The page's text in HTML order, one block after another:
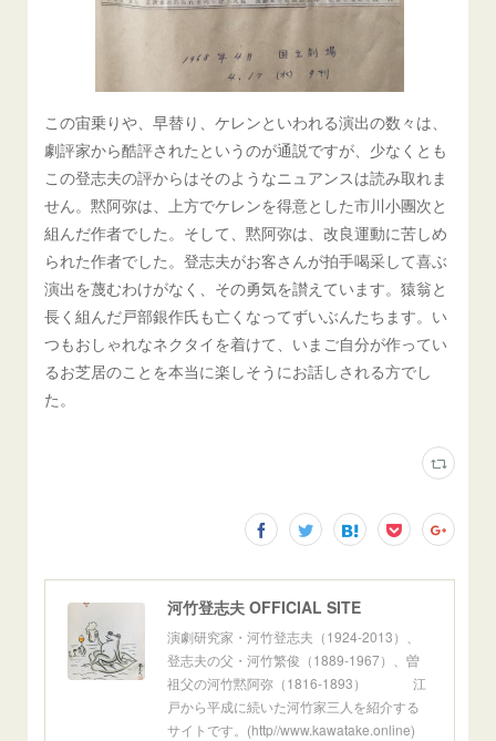
この宙乗りや、早替り、ケレンといわれる演出の数々は、
劇評家から酷評されたというのが通説ですが、少なくとも
この登志夫の評からはそのようなニュアンスは読み取れま
せん。黙阿弥は、上方でケレンを得意とした市川小團次と
組んだ作者でした。そして、黙阿弥は、改良運動に苦しめ
られた作者でした。登志夫がお客さんが拍手喝采して喜ぶ
演出を蔑むわけがなく、その勇気を讃えています。猿翁と
長く組んだ戸部銀作氏も亡くなってずいぶんたちます。い
つもおしゃれなネクタイを着けて、いまご自分が作ってい
るお芝居のことを本当に楽しそうにお話しされる方でし
た。
河竹登志夫 OFFICIAL SITE
演劇研究家・河竹登志夫（1924-2013）、
登志夫の父・河竹繁俊（1889-1967）、曽
祖父の河竹黙阿弥（1816-1893） 江
戸から平成に続いた河竹家三人を紹介する
サイトです。(http//www.kawatake.online)